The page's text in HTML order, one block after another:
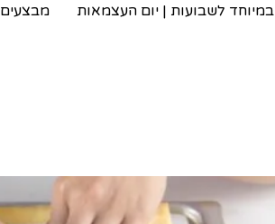
במיוחד לשבועות | יום העצמאות מבצעים